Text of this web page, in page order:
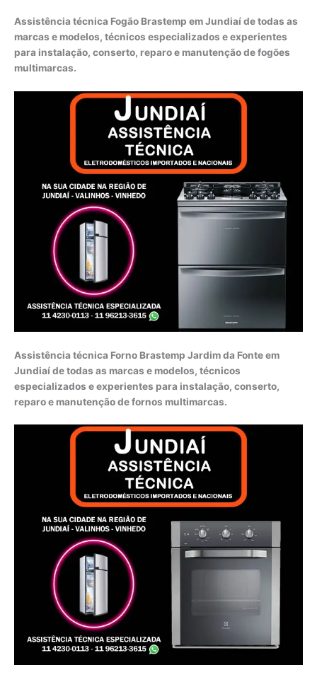
Assistência técnica Fogão Brastemp em Jundiaí de todas as
marcas e modelos, técnicos especializados e experientes
para instalação, conserto, reparo e manutenção de fogões
multimarcas.
Assistência técnica Forno Brastemp Jardim da Fonte em
Jundiaí de todas as marcas e modelos, técnicos
especializados e experientes para instalação, conserto,
reparo e manutenção de fornos multimarcas.